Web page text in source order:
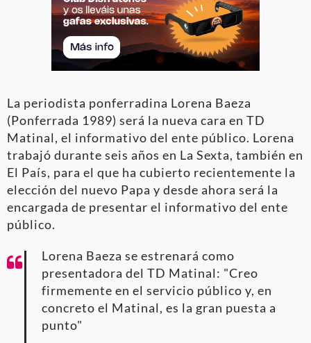
La periodista ponferradina Lorena Baeza
(Ponferrada 1989) será la nueva cara en TD
Matinal, el informativo del ente público. Lorena
trabajó durante seis años en La Sexta, también en
El País, para el que ha cubierto recientemente la
elección del nuevo Papa y desde ahora será la
encargada de presentar el informativo del ente
público.
Lorena Baeza se estrenará como
presentadora del TD Matinal: "Creo
firmemente en el servicio público y, en
concreto el Matinal, es la gran puesta a
punto"